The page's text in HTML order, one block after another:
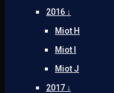
2016 ↓
Miot H
Miot I
Miot J
2017 ↓